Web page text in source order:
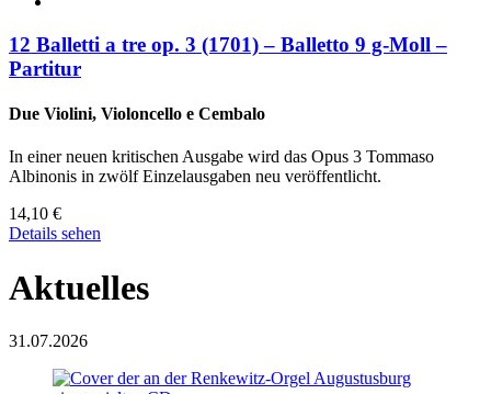
12 Balletti a tre op. 3 (1701) – Balletto 9 g-Moll –
Partitur
Due Violini, Violoncello e Cembalo
In einer neuen kritischen Ausgabe wird das Opus 3 Tommaso
Albinonis in zwölf Einzelausgaben neu veröffentlicht.
14,10 €
Details sehen
Aktuelles
31.07.2026